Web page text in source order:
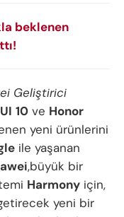
beklenen
Geliştirici
10 ve Honor
yeni ürünlerini
ile yaşanan
,büyük bir
Harmony için,
yeni bir